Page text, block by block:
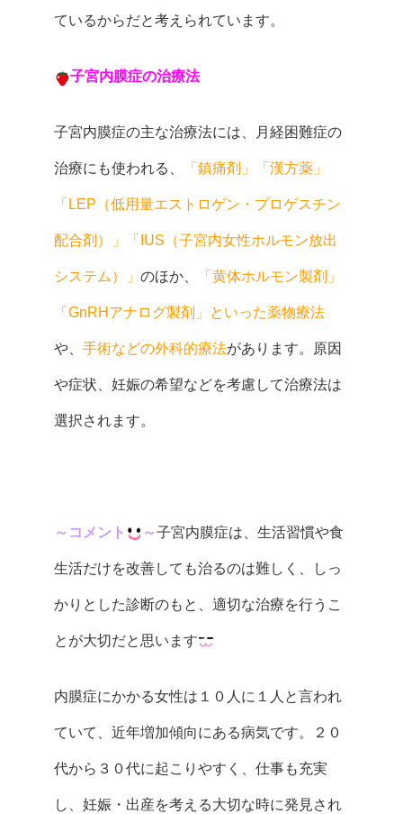
ているからだと考えられています。
子宮内膜症の治療法
子宮内膜症の主な治療法には、月経困難症の
治療にも使われる、 「鎮痛剤」「漢方薬」
「LEP（低用量エストロゲン・プロゲスチン
配合剤）」「IUS（子宮内女性ホルモン放出
システム）」 のほか、 「黄体ホルモン製剤」
「GnRHアナログ製剤」といった薬物療法
や、 手術などの外科的療法があります。原因
や症状、妊娠の希望などを考慮して治療法は
選択されます。
～コメント ～子宮内膜症は、生活習慣や食
生活だけを改善しても治るのは難しく、しっ
かりとした診断のもと、適切な治療を行うこ
とが大切だと思います
内膜症にかかる女性は１０人に１人と言われ
ていて、近年増加傾向にある病気です。２０
代から３０代に起こりやすく、仕事も充実
し、妊娠・出産を考える大切な時に発見され